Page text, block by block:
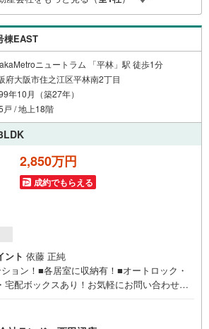
棟EAST
ニュートラム 「平林」駅 徒歩1分
府大阪市住之江区平林南2丁目
年10月（築27年）
戸 / 地上18階
2,850万円
成約でもらえる
ント 依藤 正純
ョン！■各居室に収納有！■オートロック・
宅配ボックスあり！お気軽にお問い合わせく
田辺店は・・・ お客様のニーズに寄り添